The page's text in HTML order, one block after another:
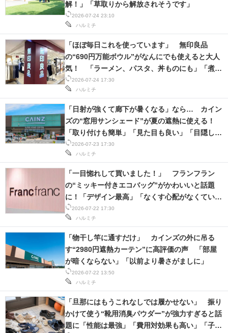
2026-07-24 23:10
ハルミチ
解！」「草取りから解放されそうです」
2026-07-24 17:30
ハルミチ
「ほぼ毎日これを使っています」 無印良品
の“690円万能ボウル”がなんにでも使えると大人
気！ 「ラーメン、パスタ、丼ものにも」「煮
物、サラダ、なんでもいける」
2026-07-23 17:30
ハルミチ
「日射が強くて廊下が暑くなる」なら… カイン
ズの“窓用サンシェード”が夏の遮熱に使える！
「取り付けも簡単」「見た目も良い」「目隠しに
も」
2026-07-22 17:30
ハルミチ
「一目惚れして買いました！」 フランフラン
の“ミッキー付きエコバッグ”がかわいいと話題
に！「デザイン最高」「なくす心配がなくてい
い」
2026-07-22 13:50
ハルミチ
「物干し竿に通すだけ」 カインズの外に吊る
す“2980円遮熱カーテン”に高評価の声 「部屋
が暗くならない」「以前より暑さがましに」
「旦那にはもうこれなしでは履かせない」 振り
かけて使う“靴用消臭パウダー”が強力すぎると話
題に「性能は最強」「費用対効果も高い」「子ど